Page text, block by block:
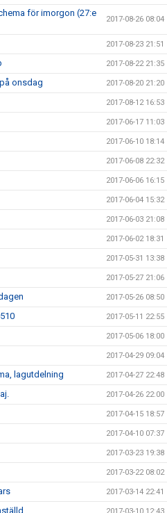
för imorgon (27:e
2017-08-26 08:04
2017-08-23 21:51
2017-08-22 21:35
onsdag 2017-08-20 21:20
2017-08-12 16:53
2017-06-17 11:03
2017-06-10 18:14
2017-06-08 22:32
2017-06-06 16:15
2017-06-04 15:32
2017-06-03 21:08
2017-06-02 18:31
2017-05-31 13:38
2017-05-27 21:06
2017-05-26 08:50
2017-05-11 22:55
2017-05-06 18:00
2017-04-29 09:04
lagutdelning 2017-04-27 22:48
2017-04-26 22:00
2017-04-15 18:57
2017-04-10 07:37
2017-03-23 19:38
2017-03-22 08:02
2017-03-14 22:41